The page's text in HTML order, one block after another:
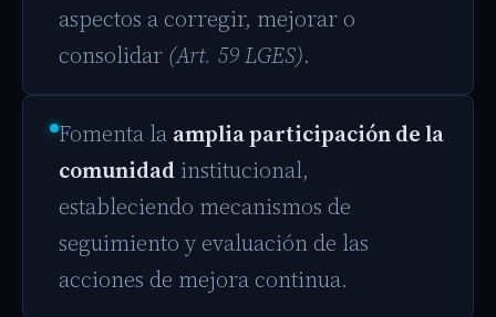
aspectos a corregir, mejorar o
consolidar (Art. 59 LGES).
Fomenta la amplia participación de la
comunidad institucional,
estableciendo mecanismos de
seguimiento y evaluación de las
acciones de mejora continua.